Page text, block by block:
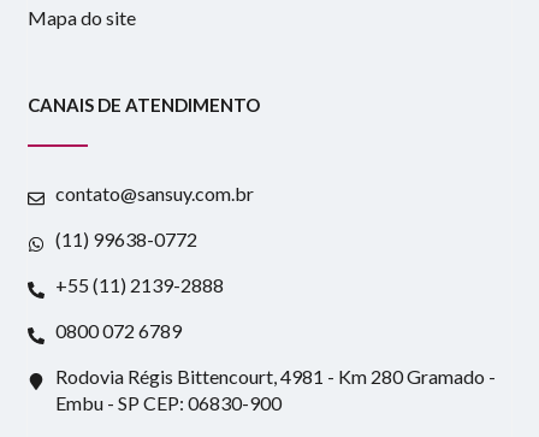
Mapa do site
CANAIS DE ATENDIMENTO
contato@sansuy.com.br
(11) 99638-0772
+55 (11) 2139-2888
0800 072 6789
Rodovia Régis Bittencourt, 4981 - Km 280 Gramado -
Embu - SP CEP: 06830-900